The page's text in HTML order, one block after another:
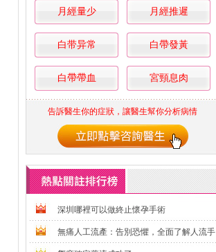
月經量少 月經推遲
白带异常 白帶發黃
白帶帶血 宮頸息肉
告訴醫生你的症狀，讓醫生幫你分析病情
深圳哪裡可以做終止懷孕手術
無痛人工流產：告別恐懼，全面了解人流手